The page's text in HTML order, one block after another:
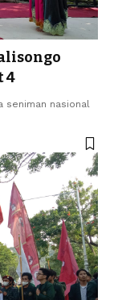
4
seniman nasional